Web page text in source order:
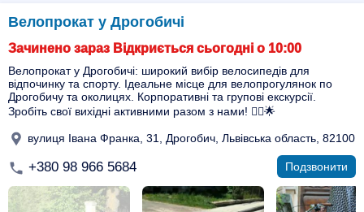
Велопрокат у Дрогобичі
Зачинено зараз Відкриється сьогодні о 10:00
Велопрокат у Дрогобичі: широкий вибір велосипедів для
відпочинку та спорту. Ідеальне місце для велопрогулянок по
Дрогобичу та околицях. Корпоративні та групові екскурсії.
Зробіть свої вихідні активними разом з нами! 🚴‍♂️🌟
вулиця Івана Франка, 31, Дрогобич, Львівська область, 82100
+380 98 966 5684 Подзвонити